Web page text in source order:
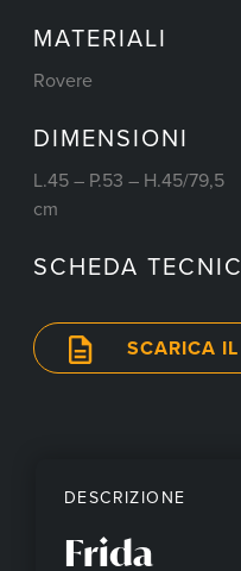
MATERIALI
Rovere
DIMENSIONI
L.45 – P.53 – H.45/79,5
cm
SCHEDA
SCARICA
DESCRIZIONE
Frida